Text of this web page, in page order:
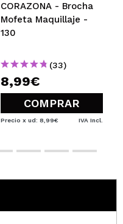
CORAZONA - Brocha
Mofeta Maquillaje -
130
(33)
8,99€
COMPRAR
Precio x ud: 8,99€ IVA Incl.